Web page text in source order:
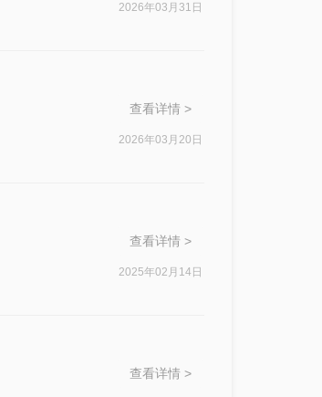
2026年03月31日
查看详情 >
2026年03月20日
查看详情 >
2025年02月14日
查看详情 >